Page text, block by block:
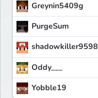
Greynin5409g
PurgeSum
shadowkiller9598
Oddy___
Yobble19